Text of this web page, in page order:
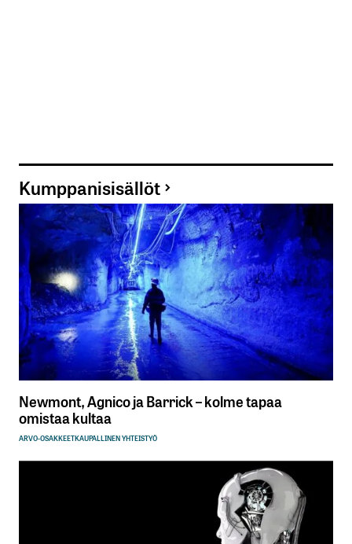
Kumppanisisällöt
Newmont, Agnico ja Barrick – kolme tapaa
omistaa kultaa
ARVO-OSAKKEETKAUPALLINEN YHTEISTYÖ